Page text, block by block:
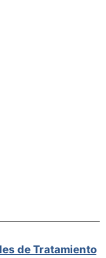
de Tratamiento